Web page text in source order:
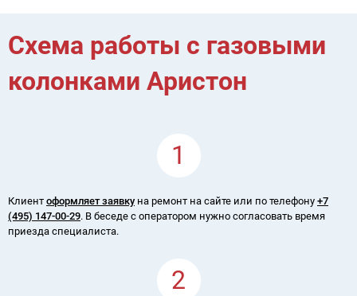
Схема работы с газовыми
колонками Аристон
1
Клиент оформляет заявку на ремонт на сайте или по телефону +7
(495) 147-00-29. В беседе с оператором нужно согласовать время
приезда специалиста.
2